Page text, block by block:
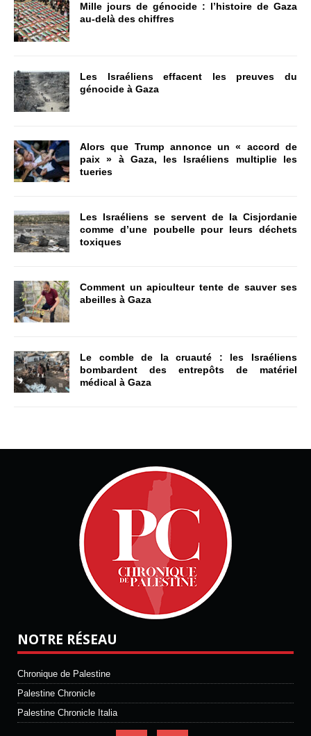
Mille jours de génocide : l’histoire de Gaza
au-delà des chiffres
Les Israéliens effacent les preuves du
génocide à Gaza
Alors que Trump annonce un « accord de
paix » à Gaza, les Israéliens multiplie les
tueries
Les Israéliens se servent de la Cisjordanie
comme d’une poubelle pour leurs déchets
toxiques
Comment un apiculteur tente de sauver ses
abeilles à Gaza
Le comble de la cruauté : les Israéliens
bombardent des entrepôts de matériel
médical à Gaza
NOTRE RÉSEAU
Chronique de Palestine
Palestine Chronicle
Palestine Chronicle Italia